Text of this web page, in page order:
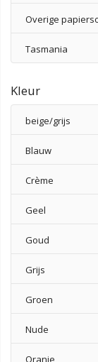
Overige
Tasmania
Kleur
beige/grijs
Blauw
Crème
Geel
Goud
Grijs
Groen
Nude
Oranje